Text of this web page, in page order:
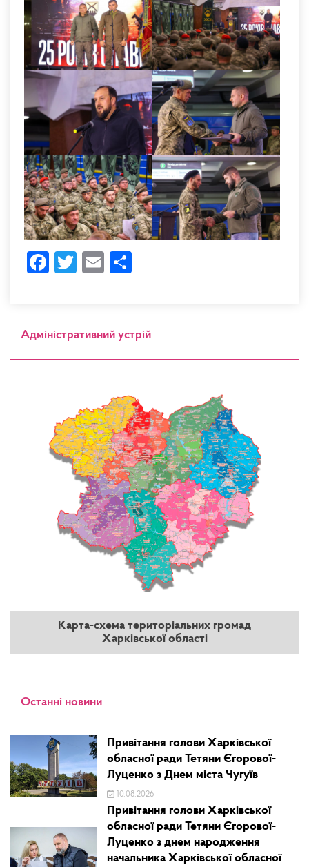
Facebook
Twitter
Email
Адміністративний устрій
Карта-схема територіальних громад
Харківської області
Останні новини
Привітання голови Харківської
обласної ради Тетяни Єгорової-
Луценко з Днем міста Чугуїв
10.08.2026
Привітання голови Харківської
обласної ради Тетяни Єгорової-
Луценко з днем народження
начальника Харківської обласної